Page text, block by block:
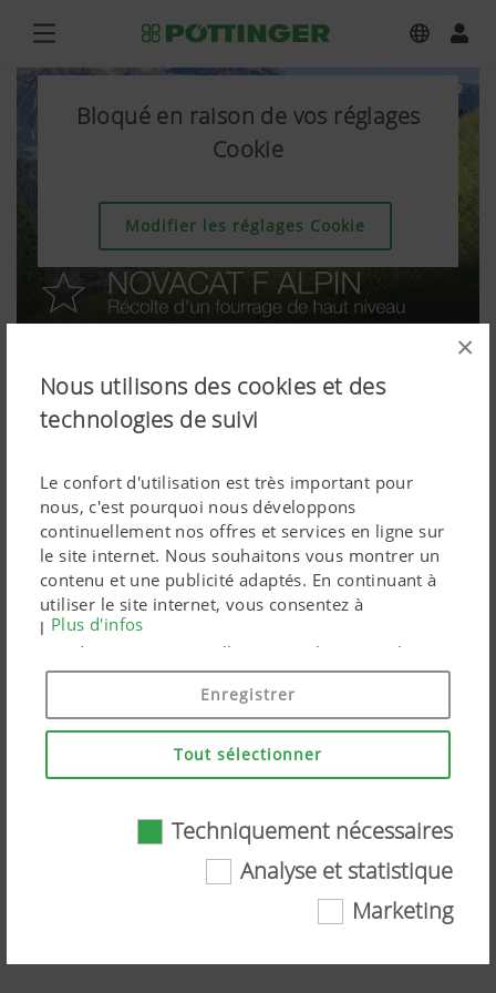
×
Nous utilisons des cookies et des
technologies de suivi
Le confort d'utilisation est très important pour
nous, c'est pourquoi nous développons
continuellement nos offres et services en ligne sur
le site internet. Nous souhaitons vous montrer un
contenu et une publicité adaptés. En continuant à
utiliser le site internet, vous consentez à
l'utilisation de cookies techniquement nécessaires.
Vos données personnelles sont utilisées par les
produits marketing Google uniquement si vous
donnez votre consentement en cliquant sur « tout
accepter ». Vous pouvez également effectuer un
paramétrage personnalisé à l'aide des cases à
cocher proposées.
Techniquement nécessaires
Plus d'infos
Enregistrer
Tout sélectionner
Techniquement nécessaires
Analyse et statistique
Marketing
Bloqué en raison de vos réglages
Cookie
Modifier les réglages Cookie
NOVACAT F ALPIN – Faucheuses
frontales gamme alpine